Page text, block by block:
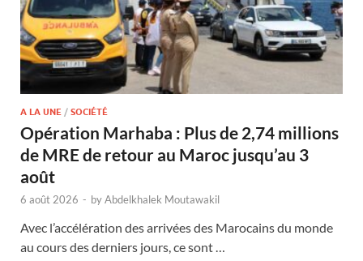
A LA UNE / SOCIÉTÉ
Opération Marhaba : Plus de 2,74 millions
de MRE de retour au Maroc jusqu’au 3
août
6 août 2026 - byAbdelkhalek Moutawakil
Avec l’accélération des arrivées des Marocains du monde
au cours des derniers jours, ce sont …